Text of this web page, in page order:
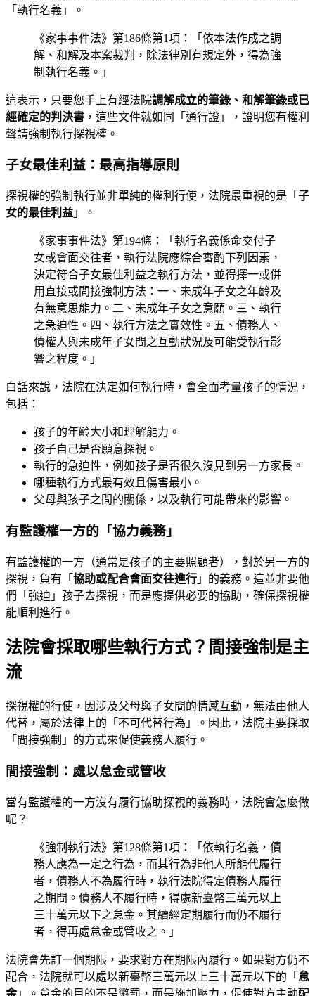
「執行名義」。
《家事事件法》第186條第1項：「依本法作成之調
解、和解及本案裁判，除法律別有規定外，得為強
制執行名義。」
這表示，只要您手上有經法院調解成立的筆錄、和解筆錄或已
經確定的判決書 ，這些文件就如同「通行證」，證明您有權利
聲請強制執行探視權。
子女最佳利益：最高指導原則
探視權的強制執行並非單純的權利行使，法院最重視的是「 子
女的最佳利益 」。
《家事事件法》第194條：「執行名義係命交付子
女或會面交往者，執行法院應綜合審酌下列因素，
決定符合子女最佳利益之執行方法，並得擇一或併
用直接或間接強制方法：一、未成年子女之年齡及
有無意思能力。二、未成年子女之意願。三、執行
之急迫性。四、執行方法之實效性。五、債務人、
債權人與未成年子女間之互動狀況及可能受執行影
響之程度。」
白話來說，法院在決定如何執行時，會全面考量孩子的情況，
包括：
孩子的年齡大小和理解能力。
孩子自己是否願意探視。
執行的急迫性，例如孩子是否很久沒見到另一方家長。
哪種執行方式最有效且傷害最小。
父母與孩子之間的關係，以及執行可能帶來的影響。
有監護權一方的「協力義務」
有監護權的一方（通常是孩子的主要照顧者），對於另一方的
探視，負有「 協助或配合會面交往進行 」的義務。這並非要他
們「強迫」孩子去探視，而是應提供必要的協助，確保探視權
能順利進行。
法院會採取哪些執行方式？間接強制是主
流
探視權的行使，因涉及父母與子女間的情感互動，無法由他人
代替，屬於法律上的「不可代替行為」。因此，法院主要採取
「間接強制」的方式來促使義務人履行。
間接強制：處以怠金或管收
當有監護權的一方沒有履行協助探視的義務時，法院會怎麼做
呢？
《強制執行法》第128條第1項：「依執行名義，債
務人應為一定之行為，而其行為非他人所能代履行
者，債務人不為履行時，執行法院得定債務人履行
之期間。債務人不履行時，得處新臺幣三萬元以上
三十萬元以下之怠金。其續經定期履行而仍不履行
者，得再處怠金或管收之。」
法院會先訂一個期限，要求對方在期限內履行。如果對方仍不
配合，法院就可以處以新臺幣三萬元以上三十萬元以下的「 怠
金」。怠金的目的不是懲罰，而是施加壓力，促使對方主動配